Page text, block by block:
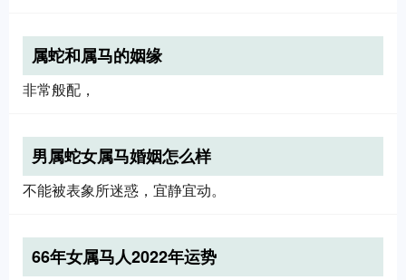
属蛇和属马的姻缘
非常般配，
男属蛇女属马婚姻怎么样
不能被表象所迷惑，宜静宜动。
66年女属马人2022年运势